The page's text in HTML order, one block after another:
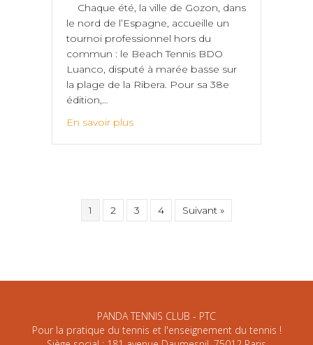
Chaque été, la ville de Gozon, dans
le nord de l’Espagne, accueille un
tournoi professionnel hors du
commun : le Beach Tennis BDO
Luanco, disputé à marée basse sur
la plage de la Ribera. Pour sa 38e
édition,…
En savoir plus
1 2 3 4 Suivant »
PANDA TENNIS CLUB - PTC
Pour la pratique du tennis et l'enseignement du tennis !